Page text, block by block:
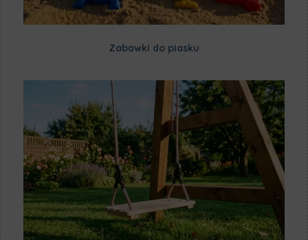
Zabawki do piasku